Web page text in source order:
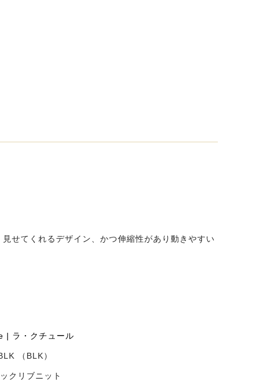
せてくれるデザイン、かつ伸縮性があり動きやすい
| ラ・クチュール
（BLK）
クリブニット